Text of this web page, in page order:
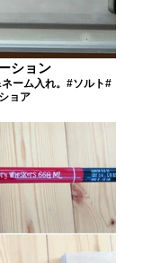
ション
ーム入れ。#ソルト#
ョア